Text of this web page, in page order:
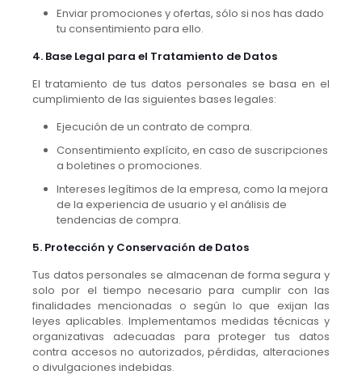
Enviar promociones y ofertas, sólo si nos has dado
tu consentimiento para ello.
4. Base Legal para el Tratamiento de Datos
El tratamiento de tus datos personales se basa en el
cumplimiento de las siguientes bases legales:
Ejecución de un contrato de compra.
Consentimiento explícito, en caso de suscripciones
a boletines o promociones.
Intereses legítimos de la empresa, como la mejora
de la experiencia de usuario y el análisis de
tendencias de compra.
5. Protección y Conservación de Datos
Tus datos personales se almacenan de forma segura y
solo por el tiempo necesario para cumplir con las
finalidades mencionadas o según lo que exijan las
leyes aplicables. Implementamos medidas técnicas y
organizativas adecuadas para proteger tus datos
contra accesos no autorizados, pérdidas, alteraciones
o divulgaciones indebidas.